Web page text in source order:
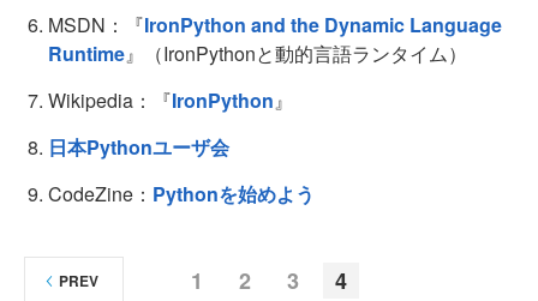
MSDN：『IronPython and the Dynamic Language
Runtime』（IronPythonと動的言語ランタイム）
Wikipedia：『IronPython』
日本Pythonユーザ会
CodeZine： Pythonを始めよう
1 2 3 4
PREV